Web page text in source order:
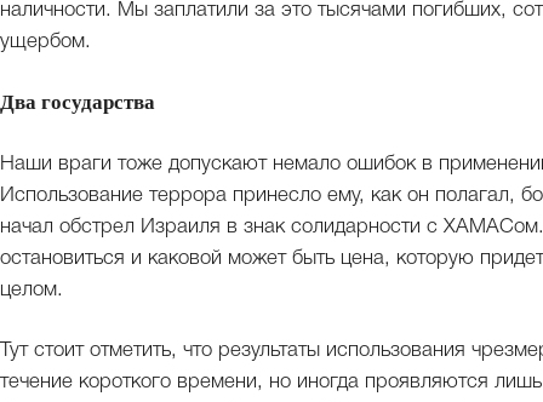
наличности. Мы заплатили за это тысячами погибших,
ущербом.
Два государства
Наши враги тоже допускают немало ошибок в
Использование террора принесло ему, как он полагал,
начал обстрел Израиля в знак солидарности с
остановиться и каковой может быть цена, которую
целом.
Тут стоит отметить, что результаты использования
течение короткого времени, но иногда проявляются